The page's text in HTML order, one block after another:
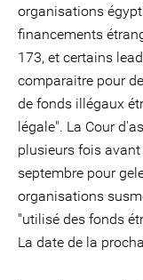
organisations
financements
173, et certains
comparaitre pour
de fonds illégaux
légale". La Cour
plusieurs fois
septembre pour
organisations
"utilisé des fonds
La date de la